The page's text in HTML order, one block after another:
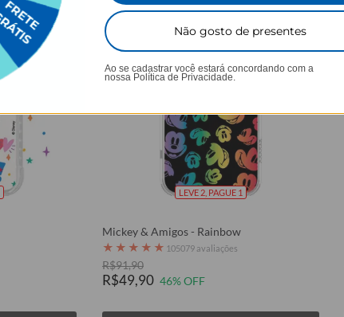
LEVE 2, PAGUE 1
Mickey & Amigos - Rainbow
★ ★ ★ ★ ★ 105079 avaliações
R$91,90
R$49,90 46% OFF
Não gosto de presentes
Ao se cadastrar você estará concordando com a
nossa Política de Privacidade.